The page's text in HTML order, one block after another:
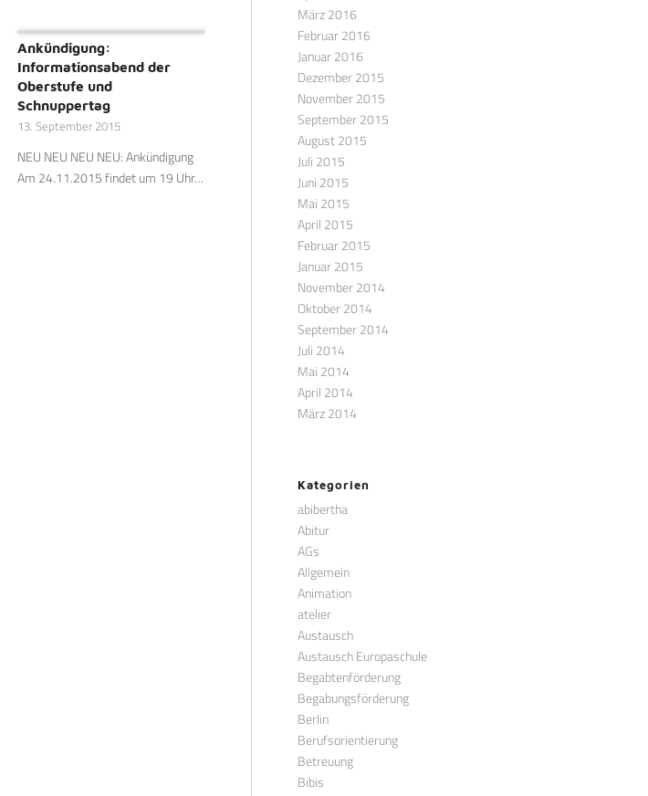
Ankündigung:
Informationsabend der
Oberstufe und
Schnuppertag
13. September 2015
NEU NEU NEU NEU: Ankündigung
Am 24.11.2015 findet um 19 Uhr…
März 2016
Februar 2016
Januar 2016
Dezember 2015
November 2015
September 2015
August 2015
Juli 2015
Juni 2015
Mai 2015
April 2015
Februar 2015
Januar 2015
November 2014
Oktober 2014
September 2014
Juli 2014
Mai 2014
April 2014
März 2014
Kategorien
abibertha
Abitur
AGs
Allgemein
Animation
atelier
Austausch
Austausch Europaschule
Begabtenförderung
Begabungsförderung
Berlin
Berufsorientierung
Betreuung
Bibis